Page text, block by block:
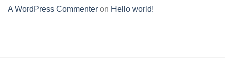
A WordPress Commenter on Hello world!